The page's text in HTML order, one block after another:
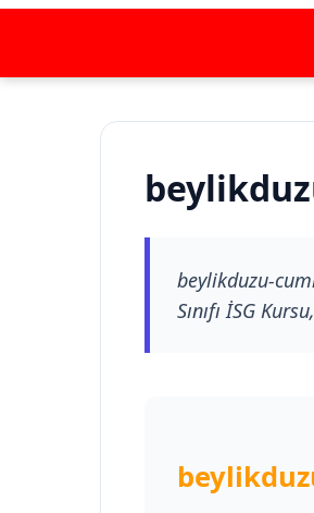
beylikduzu-
Sınıfı İSG